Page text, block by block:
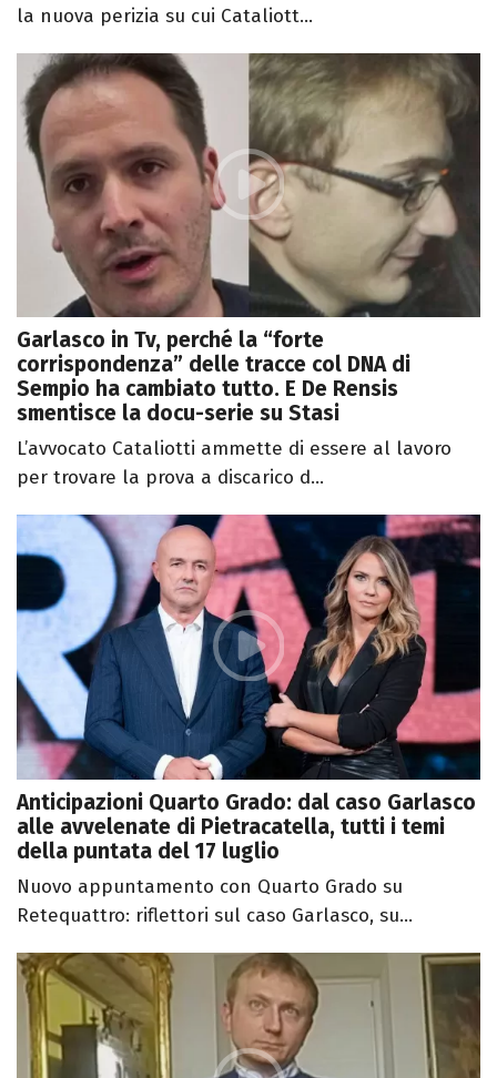
la nuova perizia su cui Cataliott...
Garlasco in Tv, perché la “forte
corrispondenza” delle tracce col DNA di
Sempio ha cambiato tutto. E De Rensis
smentisce la docu-serie su Stasi
L’avvocato Cataliotti ammette di essere al lavoro
per trovare la prova a discarico d...
Anticipazioni Quarto Grado: dal caso Garlasco
alle avvelenate di Pietracatella, tutti i temi
della puntata del 17 luglio
Nuovo appuntamento con Quarto Grado su
Retequattro: riflettori sul caso Garlasco, su...